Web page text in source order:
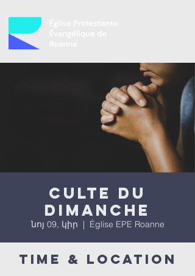
Culte du
dimanche
նոյ 09, կիր
  |
Église EPE Roanne
Time & Location